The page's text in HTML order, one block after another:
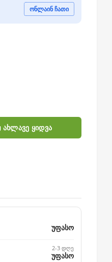
ონლაინ ჩათი
ახლავე ყიდვა
უფასო
2-3 დღე
უფასო